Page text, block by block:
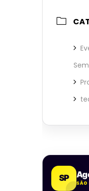
SP
SÃO